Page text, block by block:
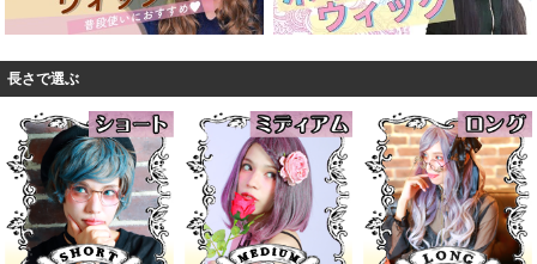
長さで選ぶ